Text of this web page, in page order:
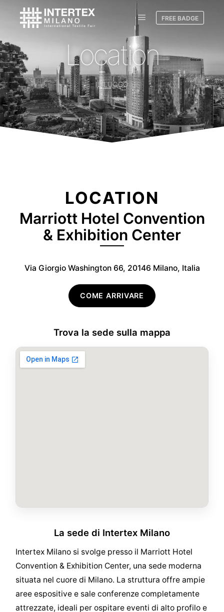
FREE BADGE
Location
IL LUOGO
LOCATION
Marriott Hotel Convention
& Exhibition Center
Via Giorgio Washington 66, 20146 Milano, Italia
COME ARRIVARE
Trova la sede sulla mappa
La sede di Intertex Milano
Intertex Milano si svolge presso il Marriott Hotel
Convention & Exhibition Center, una sede moderna
situata nel cuore di Milano. La struttura offre ampie
aree espositive e sale conferenze completamente
attrezzate, ideali per ospitare eventi di alto profilo e